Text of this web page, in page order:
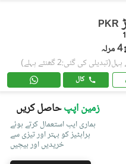
PKR
4 مرلہ
(تبدیلی کی گئی:2 گھنٹے پہلے)
کال
زمین اپپحاصل کریں
ہماری ایپ استعمال کرتے ہوئے
پراپٹیز کو بہتر اور تیزی سے
خریدیں اور بیچیں